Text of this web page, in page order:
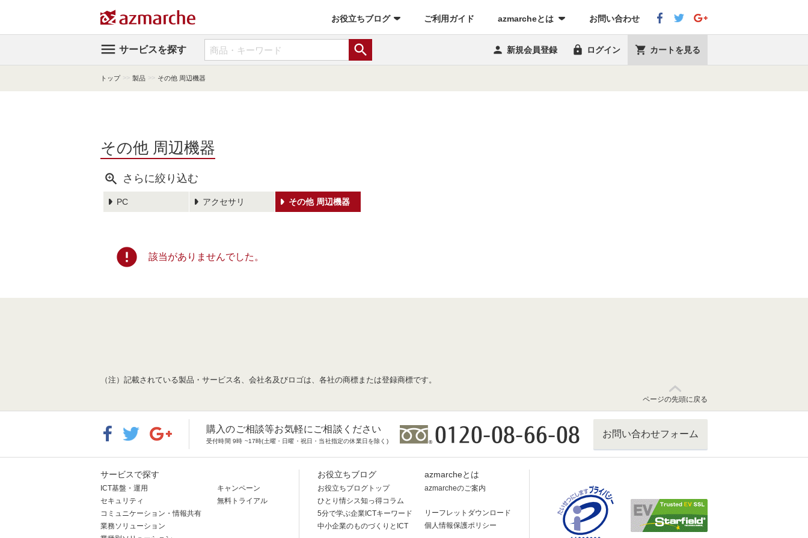
お役立ちブログ ご利用ガイド (current)azmarcheとは お問い合わせ
 サービスを探す   新規会員登録  ログイン  カートを見る
トップ >> 製品 >> その他 周辺機器
その他 周辺機器
 さらに絞り込む
PC アクセサリ その他 周辺機器
error 該当がありませんでした。
（注）記載されている製品・サービス名、会社名及びロゴは、各社の商標または登録商標です。
ページの先頭に戻る
購入のご相談等お気軽にご相談ください
受付時間 9時 ~17時(土曜・日曜・祝日・当社指定の休業日を除く)
お問い合わせフォーム
サービスで探す
ICT基盤・運用
セキュリティ
コミュニケーション・情報共有
業務ソリューション
キャンペーン
無料トライアル
お役立ちブログ
お役立ちブログトップ
ひとり情シス知っ得コラム
5分で学ぶ企業ICTキーワード
中小企業のものづくりとICT
azmarcheとは
azmarcheのご案内
リーフレットダウンロード
個人情報保護ポリシー